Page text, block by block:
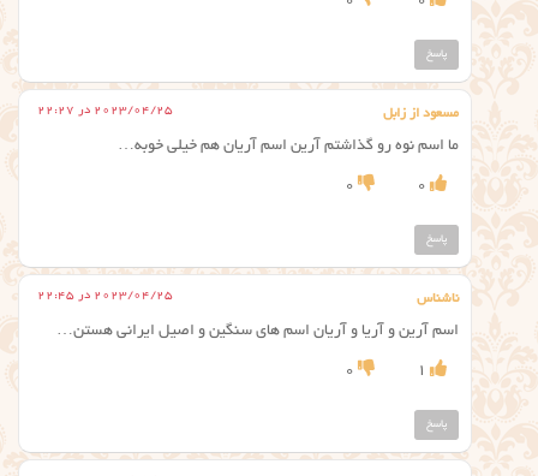
پاسخ
مسعود از زابل 2023/04/25 در 22:27
ما اسم نوه رو گذاشتم آرین اسم آریان هم خیلی خوبه…
0
0
پاسخ
ناشناس 2023/04/25 در 22:45
اسم آرین و آریا و آریان اسم های سنگین و اصیل ایرانی هستن…
1
0
پاسخ